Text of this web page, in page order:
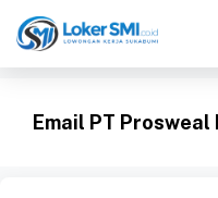
ke
Email PT Prosweal